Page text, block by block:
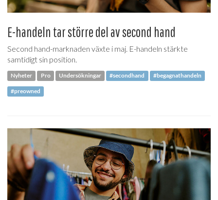
E-handeln tar större del av second hand
Second hand-marknaden växte i maj. E-handeln stärkte
samtidigt sin position.
Nyheter Pro Undersökningar #secondhand #begagnathandeln
#preowned